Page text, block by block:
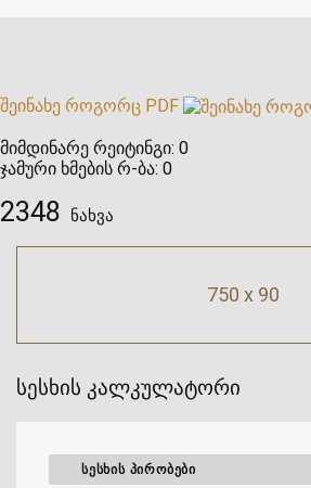
შეინახე როგორც PDF
მიმდინარე რეიტინგი: 0
ჯამური ხმების რ-ბა: 0
2348 ნახვა
750 x 90
სესხის კალკულატორი
ᲡᲔᲡᲮᲘᲡ ᲞᲘᲠᲝᲑᲔᲑᲘ